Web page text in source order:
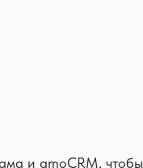
и amoCRM, чтобы